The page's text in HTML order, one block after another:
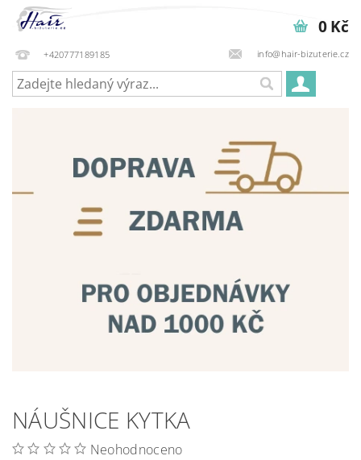
+420777189185 info@hair-bizuterie.cz
0 Kč
NÁUŠNICE KYTKA
Neohodnoceno